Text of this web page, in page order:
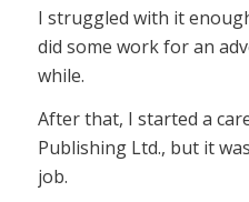
I struggled with it
did some work for an
while.
After that, I started a
Publishing Ltd., but it
job.